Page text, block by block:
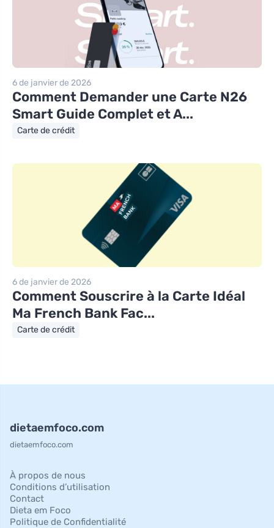
6 de janvier de 2026
Comment Demander une Carte N26
Smart Guide Complet et A...
Carte de crédit
6 de janvier de 2026
Comment Souscrire à la Carte Idéal
Ma French Bank Fac...
Carte de crédit
dietaemfoco.com
dietaemfoco.com
À propos de nous
Conditions d’utilisation
Contact
Dieta em Foco
Politique de Confidentialité